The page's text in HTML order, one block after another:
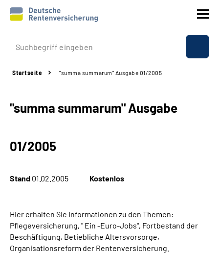
Prävention
Rente
Online-Services
Suche
Startseite "summa summarum" Ausgabe 01/2005
"summa summarum" Ausgabe
01/2005
Stand 01.02.2005 Kostenlos
Hier erhalten Sie Informationen zu den Themen:
Pflegeversicherung, " Ein -Euro-Jobs", Fortbestand der
Beschäftigung, Betiebliche Altersvorsorge,
Organisationsreform der Rentenversicherung.